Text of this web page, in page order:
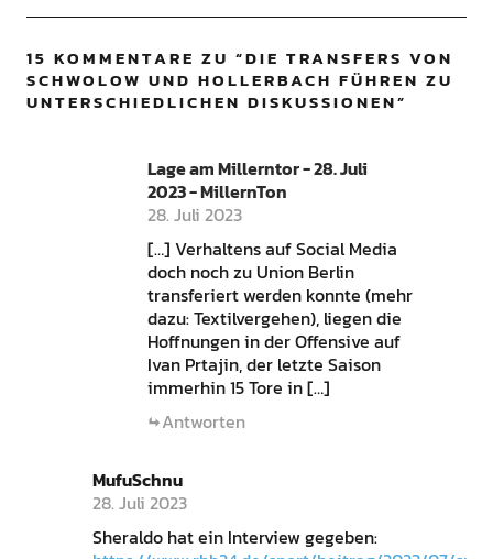
15 KOMMENTARE ZU “DIE TRANSFERS VON
SCHWOLOW UND HOLLERBACH FÜHREN ZU
UNTERSCHIEDLICHEN DISKUSSIONEN”
Lage am Millerntor - 28. Juli
2023 - MillernTon
28. Juli 2023
[…] Verhaltens auf Social Media
doch noch zu Union Berlin
transferiert werden konnte (mehr
dazu: Textilvergehen), liegen die
Hoffnungen in der Offensive auf
Ivan Prtajin, der letzte Saison
immerhin 15 Tore in […]
Antworten
MufuSchnu
28. Juli 2023
Sheraldo hat ein Interview gegeben: